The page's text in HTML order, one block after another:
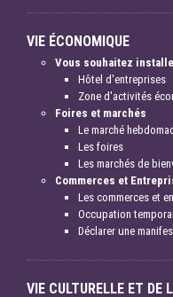
VIE ÉCONOMIQUE
Vous souhaitez
Hôtel d'entreprises
Zone d'activités
Foires et marchés
Le marché
Les foires
Les marchés de
Commerces et
Les commerces et
Occupation
Déclarer une
VIE CULTURELLE ET DE